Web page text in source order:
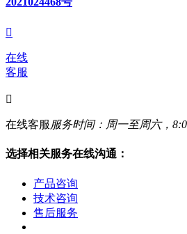

在线
客服

在线客服 服务时间：周一至周六，
选择相关服务在线沟通：
产品咨询
技术咨询
售后服务